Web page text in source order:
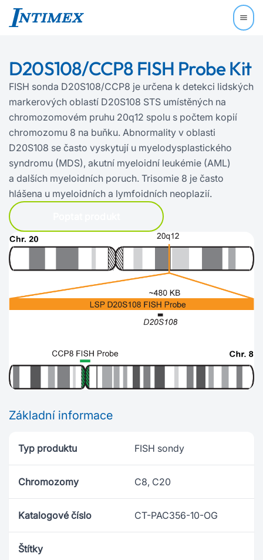
D20S108/CCP8 FISH Probe Kit
FISH sonda D20S108/CCP8 je určena k detekci lidských
markerových oblastí D20S108 STS umístěných na
chromozomovém pruhu 20q12 spolu s počtem kopií
chromozomu 8 na buňku. Abnormality v oblasti
D20S108 se často vyskytují u myelodysplastického
syndromu (MDS), akutní myeloidní leukémie (AML)
a dalších myeloidních poruch. Trisomie 8 je často
hlášena u myeloidních a lymfoidních neoplazií.
Základní informace
Typ produktu FISH sondy
Chromozomy C8, C20
Katalogové číslo CT-PAC356-10-OG
Štítky